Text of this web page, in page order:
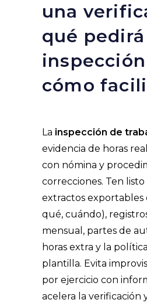
una
qué pedirá
cómo
La inspección de
evidencia de horas
con nómina y
correcciones. Ten
extractos exportables
qué, cuándo),
mensual, partes de
horas extra y la
plantilla. Evita
por ejercicio con
acelera la verificación